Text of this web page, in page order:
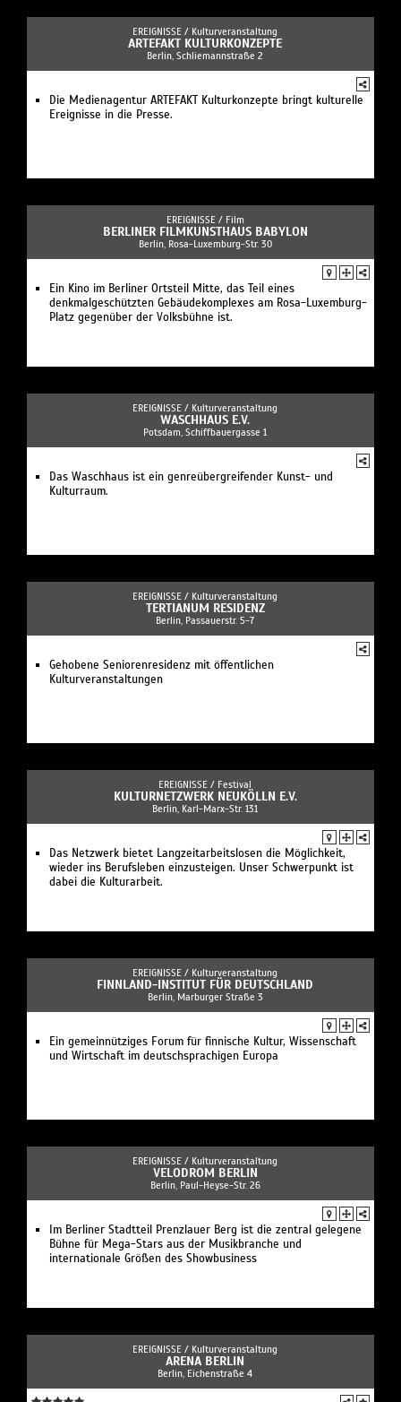
EREIGNISSE / Kulturveranstaltung
ARTEFAKT KULTURKONZEPTE
Berlin, Schliemannstraße 2
Die Medienagentur ARTEFAKT Kulturkonzepte bringt kulturelle
Ereignisse in die Presse.
EREIGNISSE / Film
BERLINER FILMKUNSTHAUS BABYLON
Berlin, Rosa-Luxemburg-Str. 30
Ein Kino im Berliner Ortsteil Mitte, das Teil eines
denkmalgeschützten Gebäudekomplexes am Rosa-Luxemburg-
Platz gegenüber der Volksbühne ist.
EREIGNISSE / Kulturveranstaltung
WASCHHAUS E.V.
Potsdam, Schiffbauergasse 1
Das Waschhaus ist ein genreübergreifender Kunst- und
Kulturraum.
EREIGNISSE / Kulturveranstaltung
TERTIANUM RESIDENZ
Berlin, Passauerstr. 5-7
Gehobene Seniorenresidenz mit öffentlichen
Kulturveranstaltungen
EREIGNISSE / Festival
KULTURNETZWERK NEUKÖLLN E.V.
Berlin, Karl-Marx-Str. 131
Das Netzwerk bietet Langzeitarbeitslosen die Möglichkeit,
wieder ins Berufsleben einzusteigen. Unser Schwerpunkt ist
dabei die Kulturarbeit.
EREIGNISSE / Kulturveranstaltung
FINNLAND-INSTITUT FÜR DEUTSCHLAND
Berlin, Marburger Straße 3
Ein gemeinnütziges Forum für finnische Kultur, Wissenschaft
und Wirtschaft im deutschsprachigen Europa
EREIGNISSE / Kulturveranstaltung
VELODROM BERLIN
Berlin, Paul-Heyse-Str. 26
Im Berliner Stadtteil Prenzlauer Berg ist die zentral gelegene
Bühne für Mega-Stars aus der Musikbranche und
internationale Größen des Showbusiness
EREIGNISSE / Kulturveranstaltung
ARENA BERLIN
Berlin, Eichenstraße 4